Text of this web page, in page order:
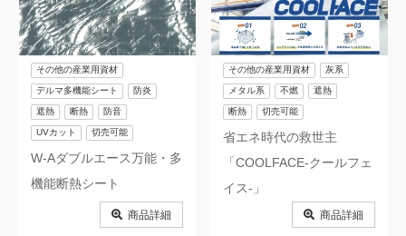
W-Aダブルエース万能・多
機能断熱シート
その他の産業用資材
デルマ多機能シート 防炎
遮熱 断熱 防音
UVカット 切売可能
商品詳細
省エネ時代の救世主
「COOLFACE-クールフェ
イス-」
その他の産業用資材 灰系
メタル系 不燃 遮熱
断熱 切売可能
商品詳細